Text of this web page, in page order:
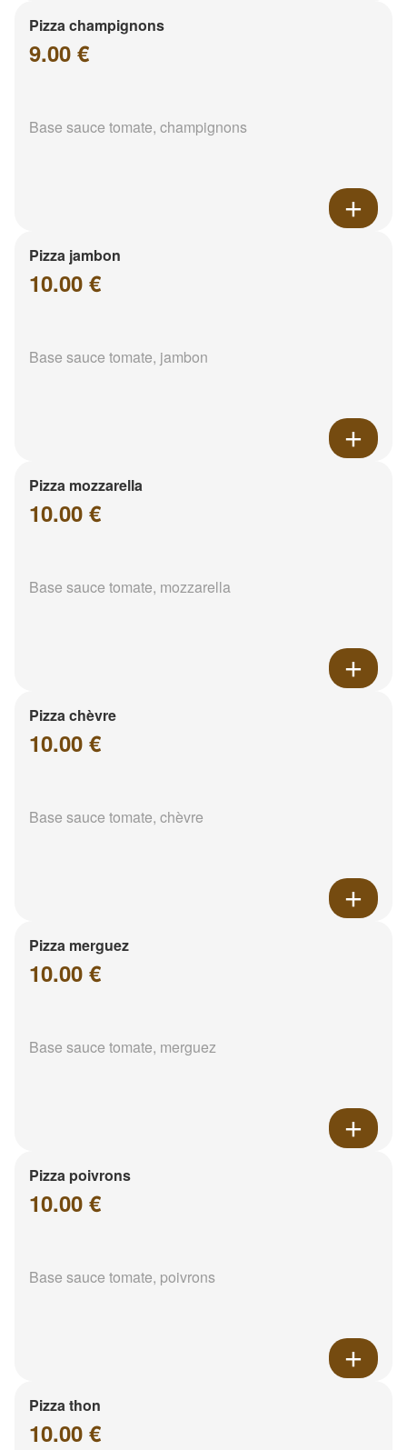
Pizza champignons
9.00 €
Base sauce tomate, champignons
Pizza jambon
10.00 €
Base sauce tomate, jambon
Pizza mozzarella
10.00 €
Base sauce tomate, mozzarella
Pizza chèvre
10.00 €
Base sauce tomate, chèvre
Pizza merguez
10.00 €
Base sauce tomate, merguez
Pizza poivrons
10.00 €
Base sauce tomate, poivrons
Pizza thon
10.00 €